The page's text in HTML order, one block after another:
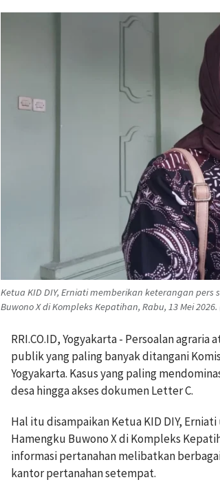
Ketua KID DIY, Erniati memberikan keterangan
Buwono X di Kompleks Kepatihan, Rabu, 13 Mei
RRI.CO.ID, Yogyakarta - Persoalan
publik yang paling banyak ditangani
Yogyakarta. Kasus yang paling
desa hingga akses dokumen Letter C.
Hal itu disampaikan Ketua KID DIY,
Hamengku Buwono X di Kompleks
informasi pertanahan melibatkan
kantor pertanahan setempat.